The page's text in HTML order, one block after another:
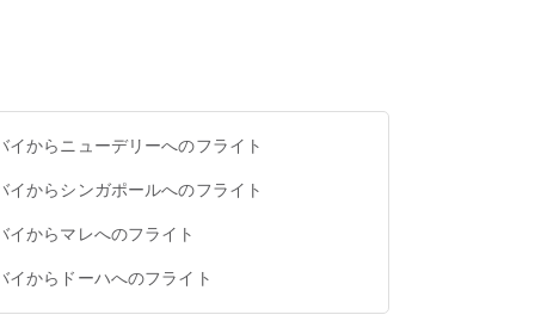
イからニューデリーへのフライト
イからシンガポールへのフライト
イからマレへのフライト
イからドーハへのフライト